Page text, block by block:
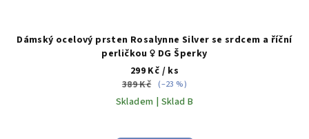
Dámský ocelový prsten Rosalynne Silver se srdcem a říční
perličkou ♀️ DG Šperky
299 Kč / ks
389 Kč (–23 %)
Skladem | Sklad B